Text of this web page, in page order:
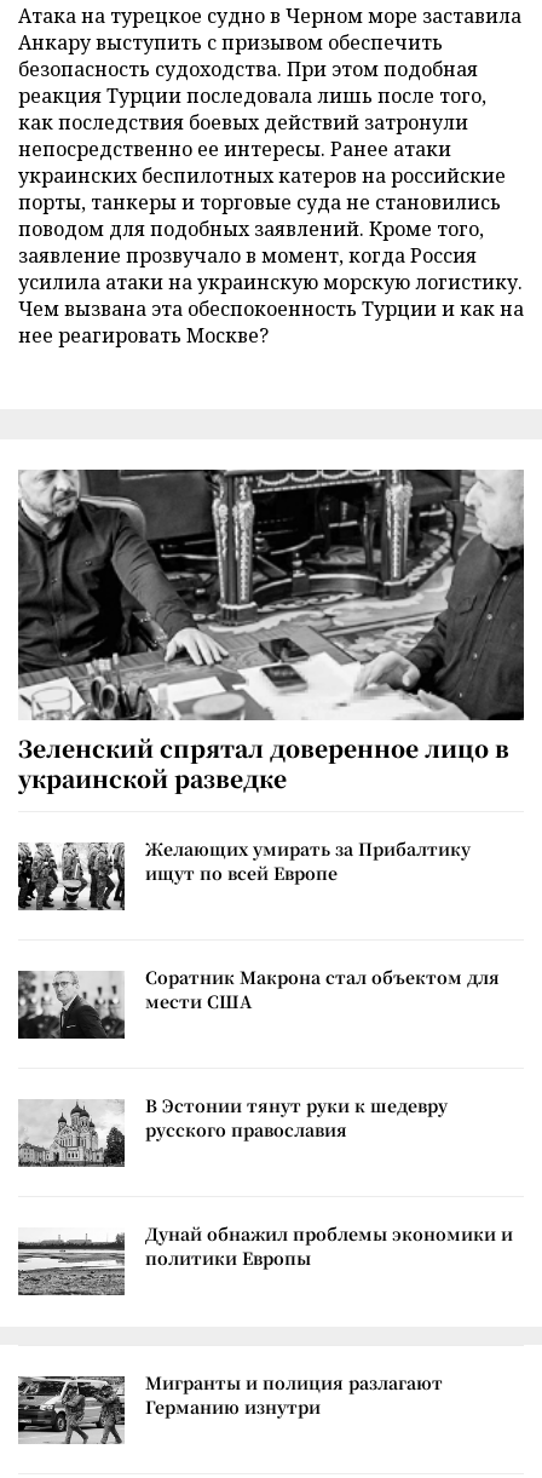
Атака на турецкое судно в Черном море заставила
Анкару выступить с призывом обеспечить
безопасность судоходства. При этом подобная
реакция Турции последовала лишь после того,
как последствия боевых действий затронули
непосредственно ее интересы. Ранее атаки
украинских беспилотных катеров на российские
порты, танкеры и торговые суда не становились
поводом для подобных заявлений. Кроме того,
заявление прозвучало в момент, когда Россия
усилила атаки на украинскую морскую логистику.
Чем вызвана эта обеспокоенность Турции и как на
нее реагировать Москве?
Зеленский спрятал доверенное лицо в
украинской разведке
Желающих умирать за Прибалтику
ищут по всей Европе
Соратник Макрона стал объектом для
мести США
В Эстонии тянут руки к шедевру
русского православия
Дунай обнажил проблемы экономики и
политики Европы
Мигранты и полиция разлагают
Германию изнутри